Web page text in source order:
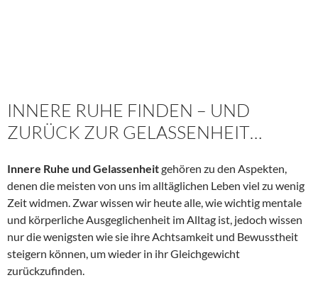
INNERE RUHE FINDEN – UND
ZURÜCK ZUR GELASSENHEIT…
Innere Ruhe und Gelassenheitgehören zu den Aspekten,
denen die meisten von uns im alltäglichen Leben viel zu wenig
Zeit widmen. Zwar wissen wir heute alle, wie wichtig mentale
und körperliche Ausgeglichenheit im Alltag ist, jedoch wissen
nur die wenigsten wie sie ihre Achtsamkeit und Bewusstheit
steigern können, um wieder in ihr Gleichgewicht
zurückzufinden.